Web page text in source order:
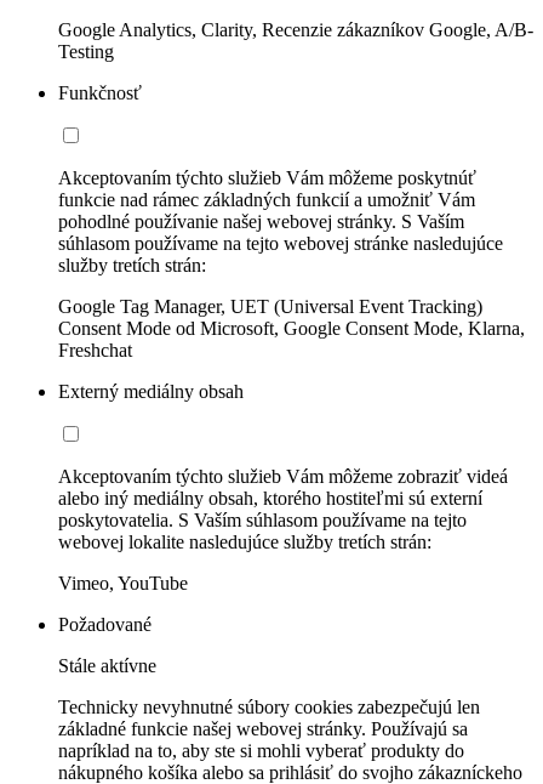
Google Analytics, Clarity, Recenzie zákazníkov Google, A/B-
Testing
Funkčnosť
Akceptovaním týchto služieb Vám môžeme poskytnúť
funkcie nad rámec základných funkcií a umožniť Vám
pohodlné používanie našej webovej stránky. S Vaším
súhlasom používame na tejto webovej stránke nasledujúce
služby tretích strán:
Google Tag Manager, UET (Universal Event Tracking)
Consent Mode od Microsoft, Google Consent Mode, Klarna,
Freshchat
Externý mediálny obsah
Akceptovaním týchto služieb Vám môžeme zobraziť videá
alebo iný mediálny obsah, ktorého hostiteľmi sú externí
poskytovatelia. S Vaším súhlasom používame na tejto
webovej lokalite nasledujúce služby tretích strán:
Vimeo, YouTube
Požadované
Stále aktívne
Technicky nevyhnutné súbory cookies zabezpečujú len
základné funkcie našej webovej stránky. Používajú sa
napríklad na to, aby ste si mohli vyberať produkty do
nákupného košíka alebo sa prihlásiť do svojho zákazníckeho